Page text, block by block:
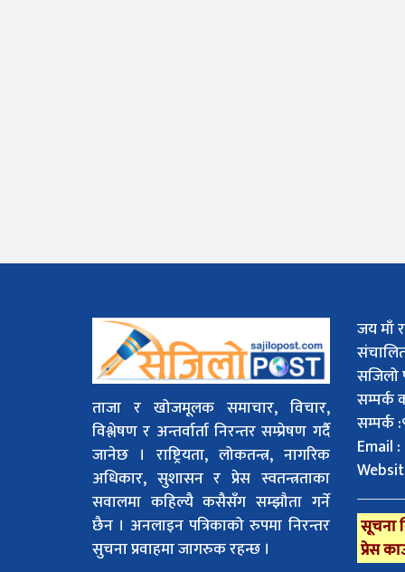
ताजा र खोजमूलक समाचार, विचार,
विश्लेषण र अन्तर्वार्ता निरन्तर सम्प्रेषण गर्दै
जानेछ । राष्ट्रियता, लोकतन्त्र, नागरिक
अधिकार, सुशासन र प्रेस स्वतन्त्रताका
सवालमा कहिल्यै कसैसँग सम्झौता गर्ने
छैन । अनलाइन पत्रिकाको रुपमा निरन्तर
सुचना प्रवाहमा जागरुक रहन्छ ।
जय माँ
सजिलो
सम्पर्क
सम्पर्क
Email :
सूचना
प्रेस